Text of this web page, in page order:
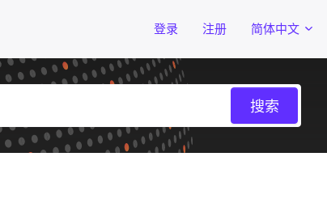
登录 注册 简体中文